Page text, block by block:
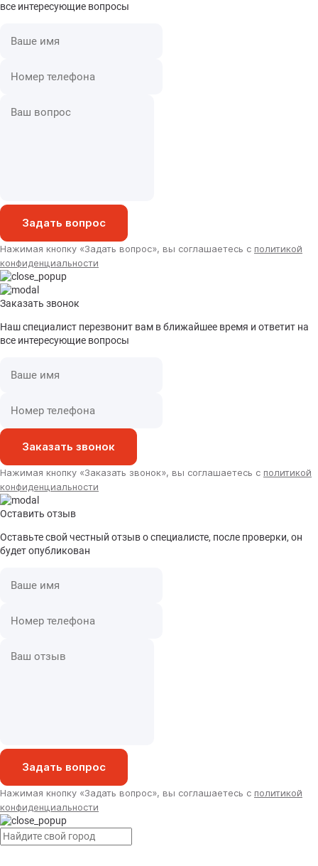
все интересующие вопросы
Задать вопрос
Нажимая кнопку «Задать вопрос», вы соглашаетесь с политикой
конфиденциальности
Заказать звонок
Наш специалист перезвонит вам в ближайшее время и ответит на
все интересующие вопросы
Заказать звонок
Нажимая кнопку «Заказать звонок», вы соглашаетесь с политикой
конфиденциальности
Оставить отзыв
Оставьте свой честный отзыв о специалисте, после проверки, он
будет опубликован
Задать вопрос
Нажимая кнопку «Задать вопрос», вы соглашаетесь с политикой
конфиденциальности